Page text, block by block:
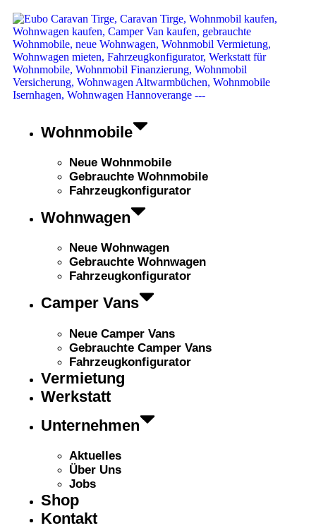
Wohnmobile
Neue Wohnmobile
Gebrauchte Wohnmobile
Fahrzeugkonfigurator
Wohnwagen
Neue Wohnwagen
Gebrauchte Wohnwagen
Fahrzeugkonfigurator
Camper Vans
Neue Camper Vans
Gebrauchte Camper Vans
Fahrzeugkonfigurator
Vermietung
Werkstatt
Unternehmen
Aktuelles
Über Uns
Jobs
Shop
Kontakt